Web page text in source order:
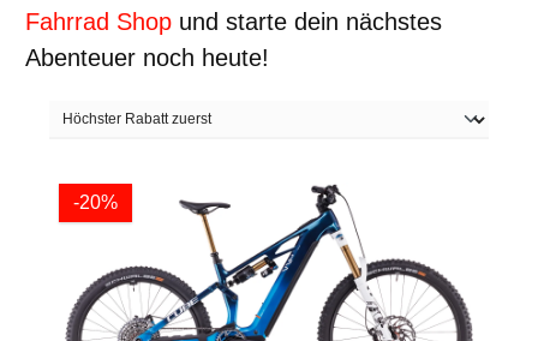
Fahrrad Shop und starte dein nächstes
Abenteuer noch heute!
-20%